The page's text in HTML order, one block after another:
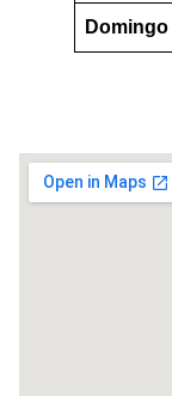
Domingo